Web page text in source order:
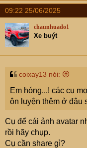
a
c
t
i
o
n
s
09:22 25/06/2025
chaunhuado1
Xe buýt
coixay13 nói:
Em hóng...! các cụ
ôn luyện thêm ở đâu
Cụ để cái ảnh avatar
rồi hãy chụp.
Cụ cần share gì?